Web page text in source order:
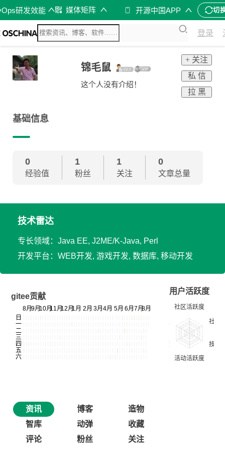
研发效能 媒体矩阵 开源中国APP 切
登录
锦毛鼠
这个人没有介绍！
+ 关注
私 信
拉 黑
基础信息
0
经验值
1
粉丝
1
关注
0
文章总量
技术雷达
专长领域：Java EE, J2ME/K-Java, Perl
开发平台：WEB开发, 游戏开发, 数据库, 移动开发
gitee贡献
用户活跃度
资讯 博客
造物
智库
动弹
收藏
评论
粉丝 关注